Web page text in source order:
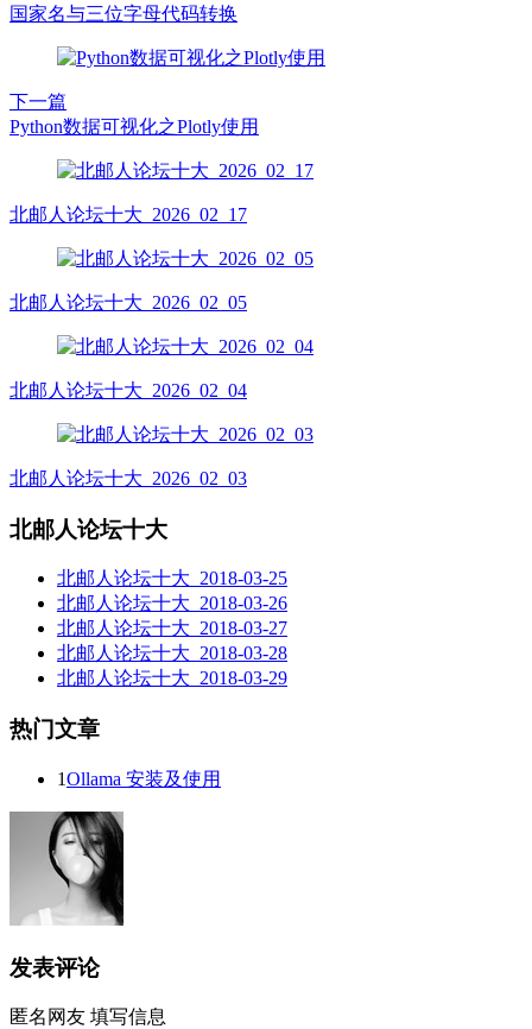
国家名与三位字母代码转换
下一篇
Python数据可视化之Plotly使用
北邮人论坛十大_2026_02_17
北邮人论坛十大_2026_02_05
北邮人论坛十大_2026_02_04
北邮人论坛十大_2026_02_03
北邮人论坛十大
北邮人论坛十大_2018-03-25
北邮人论坛十大_2018-03-26
北邮人论坛十大_2018-03-27
北邮人论坛十大_2018-03-28
北邮人论坛十大_2018-03-29
热门文章
1Ollama 安装及使用
发表评论
匿名网友 填写信息